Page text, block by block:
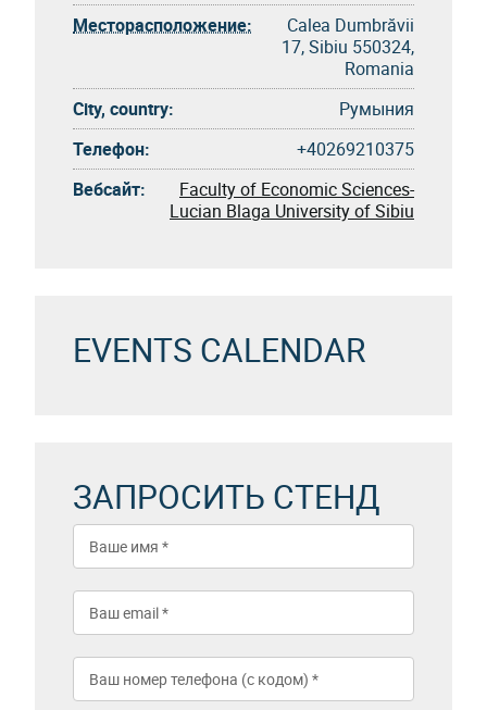
Месторасположение:
Calea Dumbrăvii
17, Sibiu 550324,
Romania
City, country:
Румыния
Телефон:
+40269210375
Вебсайт:
Faculty of Economic Sciences-
Lucian Blaga University of Sibiu
EVENTS CALENDAR
ЗАПРОСИТЬ СТЕНД